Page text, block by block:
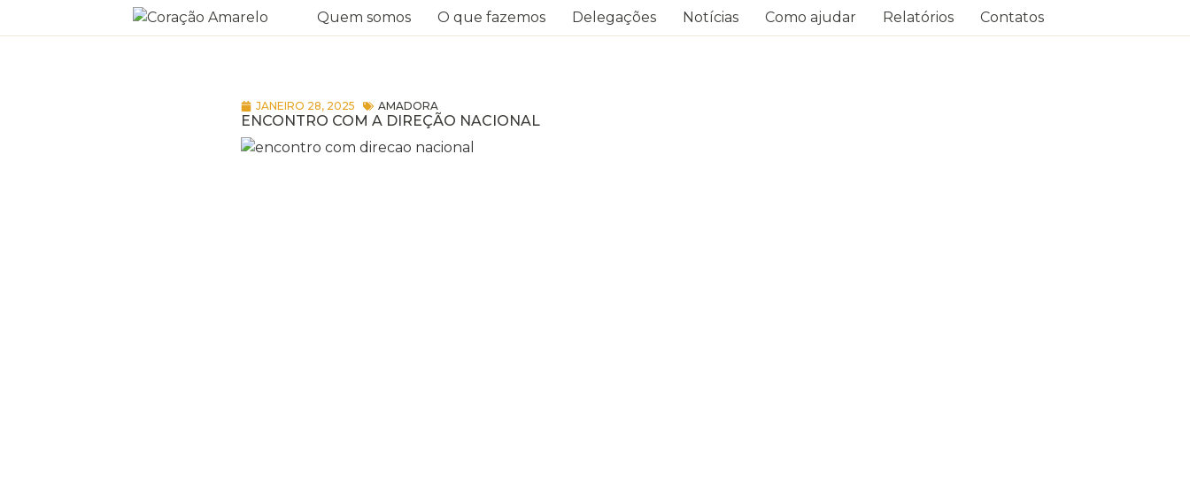
Quem somos O que fazemos Delegações Notícias Como ajudar Relatórios Contatos
JANEIRO 28, 2025 AMADORA
ENCONTRO COM A DIREÇÃO NACIONAL